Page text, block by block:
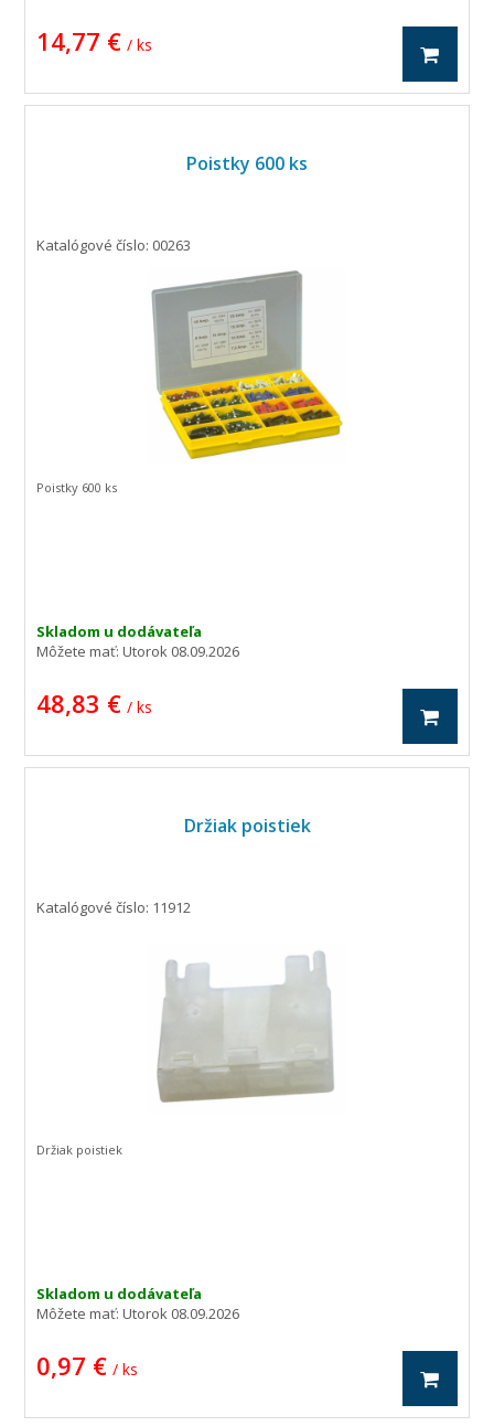
14,77 € / ks
Poistky 600 ks
Katalógové číslo: 00263
Skladom u dodávateľa
Môžete mať:Utorok 08.09.2026
48,83 € / ks
Poistky 600 ks
Držiak poistiek
Katalógové číslo: 11912
Skladom u dodávateľa
Môžete mať:Utorok 08.09.2026
0,97 € / ks
Držiak poistiek